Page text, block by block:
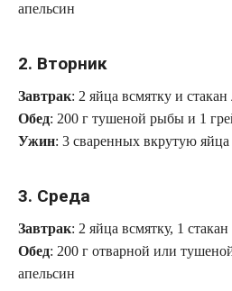
апельсин
2. Вторник
Завтрак: 2 яйца всмятку и
Обед: 200 г тушеной рыбы и 1
Ужин: 3 сваренных вкрутую яйца
3. Среда
Завтрак: 2 яйца всмятку, 1
Обед: 200 г отварной или
апельсин